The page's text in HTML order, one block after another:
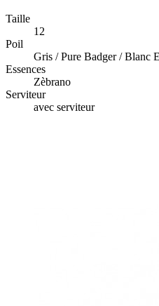
Taille
12
Poil
Gris / Pure Badger / Blanc
Essences
Zèbrano
Serviteur
avec serviteur